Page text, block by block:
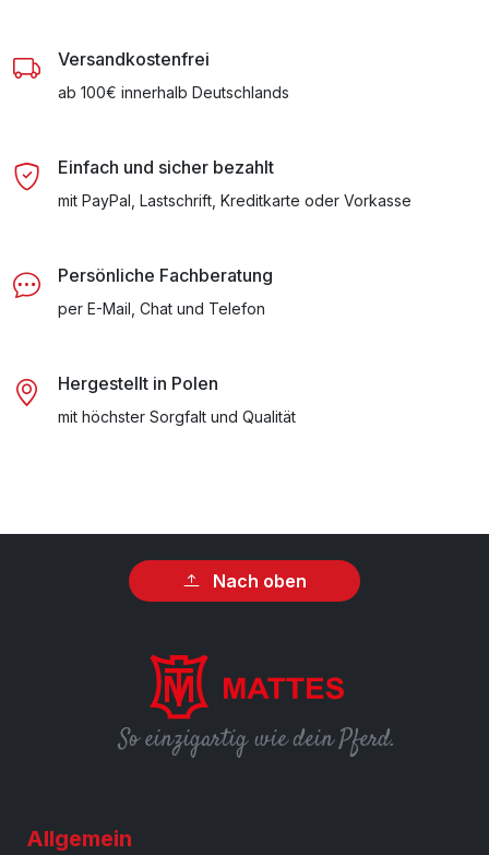
Versandkostenfrei
ab 100€ innerhalb Deutschlands
Einfach und sicher bezahlt
mit PayPal, Lastschrift, Kreditkarte oder Vorkasse
Persönliche Fachberatung
per E-Mail, Chat und Telefon
Hergestellt in Polen
mit höchster Sorgfalt und Qualität
Nach oben
So einzigartig wie dein Pferd.
Allgemein